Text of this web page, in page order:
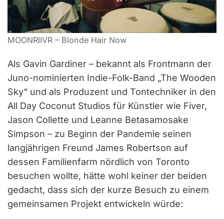
MOONRIIVR – Blonde Hair Now
Als Gavin Gardiner – bekannt als Frontmann der
Juno-nominierten Indie-Folk-Band „The Wooden
Sky“ und als Produzent und Tontechniker in den
All Day Coconut Studios für Künstler wie Fiver,
Jason Collette und Leanne Betasamosake
Simpson – zu Beginn der Pandemie seinen
langjährigen Freund James Robertson auf
dessen Familienfarm nördlich von Toronto
besuchen wollte, hätte wohl keiner der beiden
gedacht, dass sich der kurze Besuch zu einem
gemeinsamen Projekt entwickeln würde: